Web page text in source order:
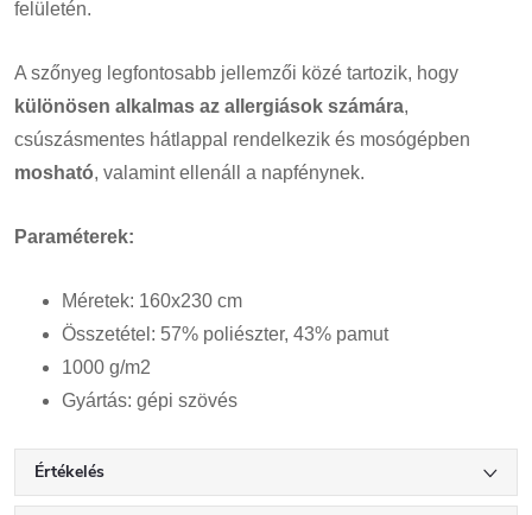
felületén.
A szőnyeg legfontosabb jellemzői közé tartozik, hogy
különösen alkalmas az allergiások számára,
csúszásmentes hátlappal rendelkezik és mosógépben
mosható, valamint ellenáll a napfénynek.
Paraméterek:
Méretek: 160x230 cm
Összetétel: 57% poliészter, 43% pamut
1000 g/m2
Gyártás: gépi szövés
Értékelés